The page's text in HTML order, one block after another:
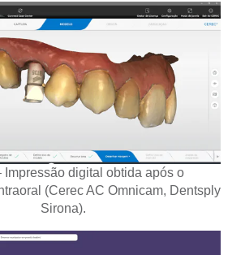
Impressão digital obtida após o
(Cerec AC Omnicam, Dentsply
Sirona).